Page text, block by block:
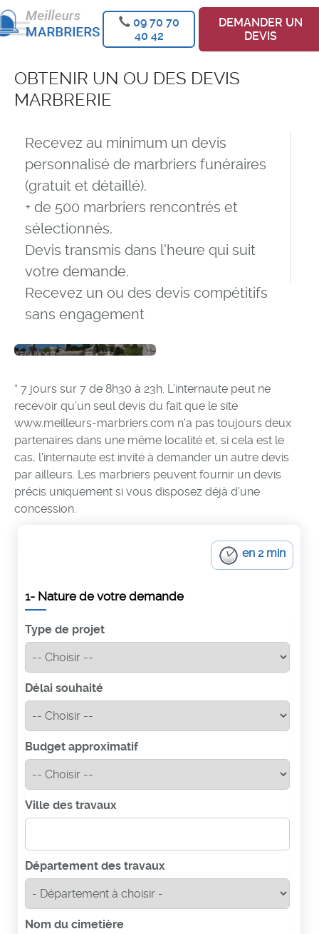
09 70 70
40 42
DEMANDER UN
DEVIS
OBTENIR UN OU DES DEVIS
MARBRERIE
Recevez au minimum un devis
personnalisé de marbriers funéraires
(gratuit et détaillé).
+ de 500 marbriers rencontrés et
sélectionnés.
Devis transmis dans l'heure qui suit
votre demande.
Recevez un ou des devis compétitifs
sans engagement
* 7 jours sur 7 de 8h30 à 23h. L'internaute peut ne
recevoir qu'un seul devis du fait que le site
www.meilleurs-marbriers.com n'a pas toujours deux
partenaires dans une même localité et, si cela est le
cas, l'internaute est invité à demander un autre devis
par ailleurs. Les marbriers peuvent fournir un devis
précis uniquement si vous disposez déjà d'une
concession.
en 2 min
1- Nature de votre demande
Type de projet
Délai souhaité
Budget approximatif
Ville des travaux
Département des travaux
Nom du cimetière